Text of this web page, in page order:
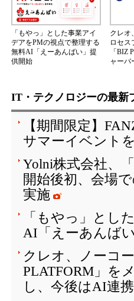
「もやっ」とした事業アイ
デアをPMの視点で整理する
無料AI「えーあんばい」提
供開始
クレオ
ロセス
「BIZ
ャーバ
IT・テクノロジーの最新
【期間限定】
サマーイベント
Yolni株式会社、
開始後初、会場
実施
「もやっ」とし
AI「えーあんば
クレオ、ノーコ
PLATFORM」を
し、今後はAI連